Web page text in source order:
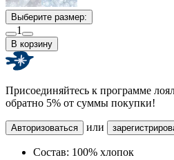
Выберите размер:
1
В корзину
Присоединяйтесь к программе
обратно 5% от суммы покупки!
Авторизоваться или
Состав: 100% хлопок